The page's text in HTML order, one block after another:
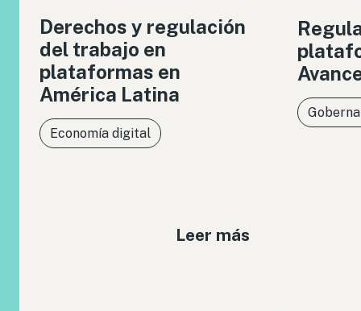
Derechos y regulación
del trabajo en
plataformas en
América Latina
Economía digital
Leer más